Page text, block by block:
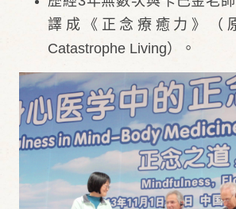
譯成《正念療癒力》（
Catastrophe Living）。